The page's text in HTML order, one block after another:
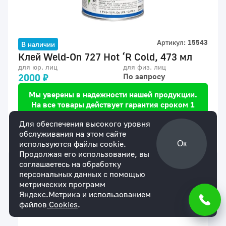
В наличии Артикул: 15543
Клей Weld-Оn 727 Hot ‘R Cold, 473 мл
для юр. лиц
2000 ₽
для физ. лиц
По запросу
Мы уверены в надежности нашей продукции.
На все товары действует гарантия сроком 1
Купить
Описание
Для обеспечения высокого уровня
обслуживания на этом сайте
используются файлы cookie.
Продолжая его использование, вы
соглашаетесь на обработку
персональных данных с помощью
метрических программ
Яндекс.Метрика и использованием
файлов Cookies.
Ок